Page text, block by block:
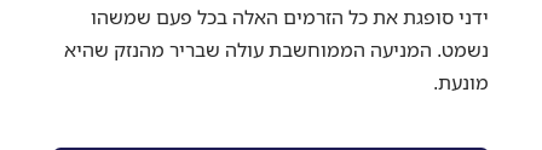
ידני סופגת את כל הזרמים האלה בכל פעם שמשהו
נשמט. המניעה הממוחשבת עולה שבריר מהנזק שהיא
מונעת.